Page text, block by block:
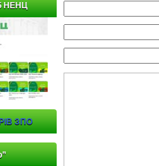
НЕНЦ
ЗПО